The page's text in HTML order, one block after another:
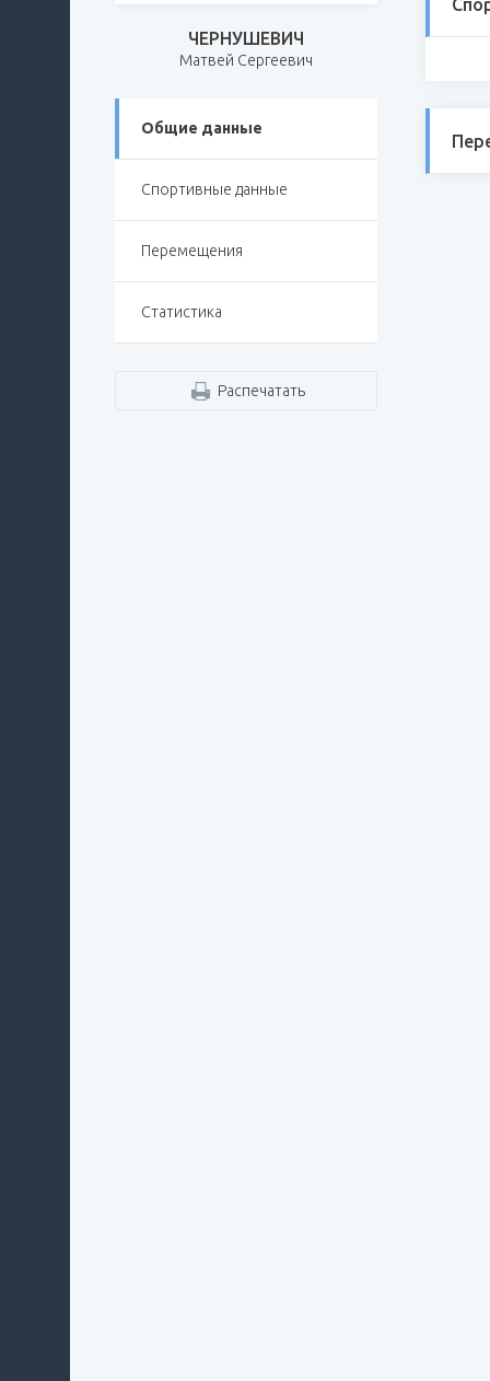
ЧЕРНУШЕВИЧ
Матвей Сергеевич
Общие данные
Спортивные данные
Перемещения
Статистика
Распечатать